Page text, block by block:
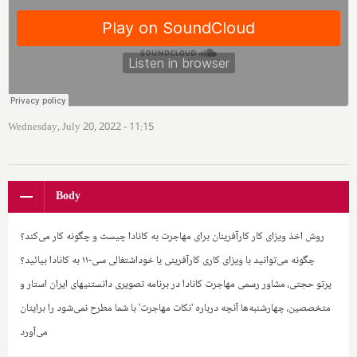
Wednesday, July 20, 2022 - 11:15
Body
روش اخذ ویزای کار کارآفرینان برای مهاجرت به کانادا چیست و چگونه کار می‌کند؟
چگونه می‌توانید با ویزای کاری کارآفرینی یا خوداشتغالی سی-۱۱ به کانادا بیائید؟
پرتو حجتی، مشاور رسمی مهاجرت کانادا در برنامه تصویری دانستنیهای ایران استار و
متخصصین، چهارشنبه‌ها آنچه درباره 'نکات مهاجرت' با شما مطرح نمی‌شود را برایتان
می‌آورد